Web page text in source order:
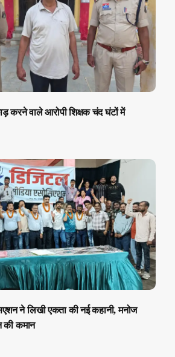
करने वाले आरोपी शिक्षक चंद घंटों में
ने लिखी एकता की नई कहानी, मनोज
की कमान